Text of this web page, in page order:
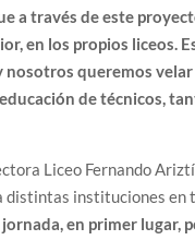
a través de este
en los propios liceos.
queremos
de técnicos,
Liceo Fernando
instituciones en
en primer lugar,